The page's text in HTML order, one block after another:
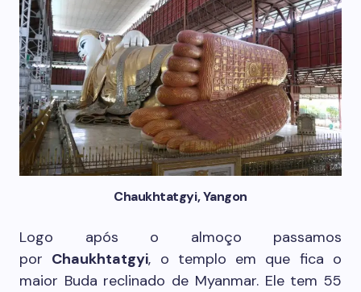
Chaukhtatgyi, Yangon
Logo após o almoço passamos
por Chaukhtatgyi, o templo em que fica o
maior Buda reclinado de Myanmar. Ele tem 55